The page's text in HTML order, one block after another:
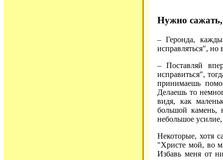
Нужно
– Геронда,
исправляться", но
– Поставляй
исправиться",
принимаешь
Делаешь то
видя, как
большой камень,
небольшое
Некоторые, хотя
"Христе мой, во
Избавь меня от